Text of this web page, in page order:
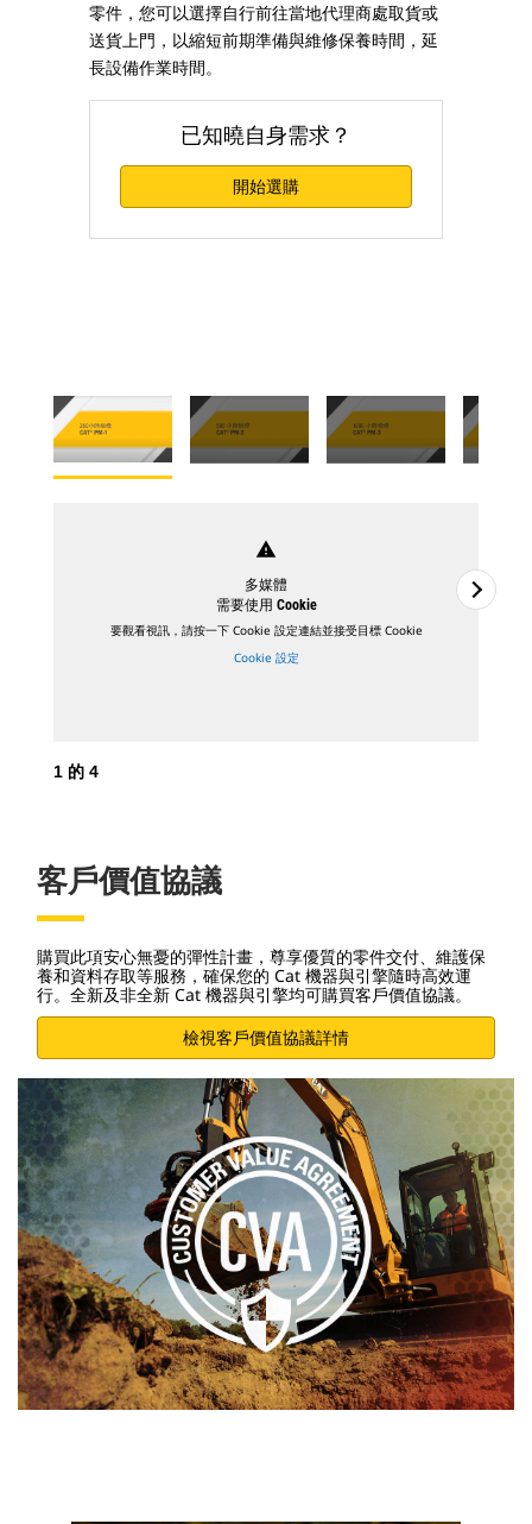
零件，您可以選擇自行前往當地代理商處取貨或
送貨上門，以縮短前期準備與維修保養時間，延
長設備作業時間。
已知曉自身需求？
開始選購
warning
多媒體
需要使用 Cookie
要觀看視訊，請按一下 Cookie 設定連結並接受目標 Cookie
Cookie 設定
1 的 4
客戶價值協議
購買此項安心無憂的彈性計畫，尊享優質的零件交付、維護保
養和資料存取等服務，確保您的 Cat 機器與引擎隨時高效運
行。全新及非全新 Cat 機器與引擎均可購買客戶價值協議。
檢視客戶價值協議詳情